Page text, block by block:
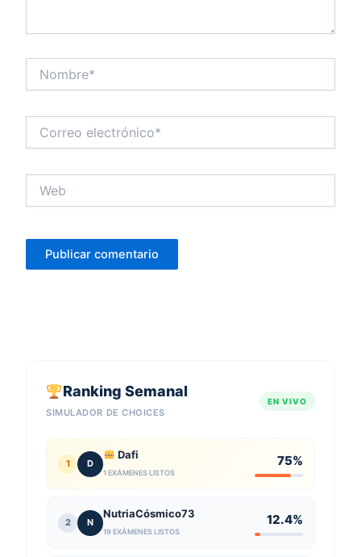
electrónico*
Ranking Semanal
SIMULADOR DE CHOICES
EN VIVO
1 D
Dafi
1 EXÁMENES LISTOS
75%
2 N
NutriaCósmico73
19 EXÁMENES LISTOS
12.4%